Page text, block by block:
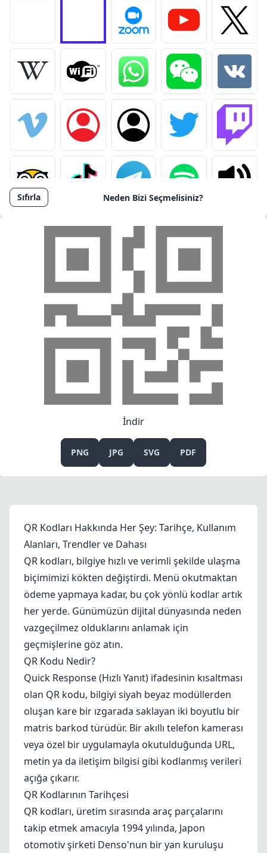
Logo yükle
Sıfırla Neden Bizi Seçmelisiniz?
İndir
PNG JPG SVG PDF
QR Kodları Hakkında Her Şey: Tarihçe, Kullanım
Alanları, Trendler ve Dahası
QR kodları, bilgiye hızlı ve verimli şekilde ulaşma
biçimimizi kökten değiştirdi. Menü okutmaktan
ödeme yapmaya kadar, bu çok yönlü kodlar artık
her yerde. Günümüzün dijital dünyasında neden
vazgeçilmez olduklarını anlamak için
geçmişlerine göz atın.
QR Kodu Nedir?
Quick Response (Hızlı Yanıt) ifadesinin kısaltması
olan QR kodu, bilgiyi siyah beyaz modüllerden
oluşan kare bir ızgarada saklayan iki boyutlu bir
matris barkod türüdür. Bir akıllı telefon kamerası
veya özel bir uygulamayla okutulduğunda URL,
metin ya da iletişim bilgisi gibi kodlanmış verileri
açığa çıkarır.
QR Kodlarının Tarihçesi
QR kodları, üretim sırasında araç parçalarını
takip etmek amacıyla 1994 yılında, Japon
otomotiv şirketi Denso'nun bir yan kuruluşu